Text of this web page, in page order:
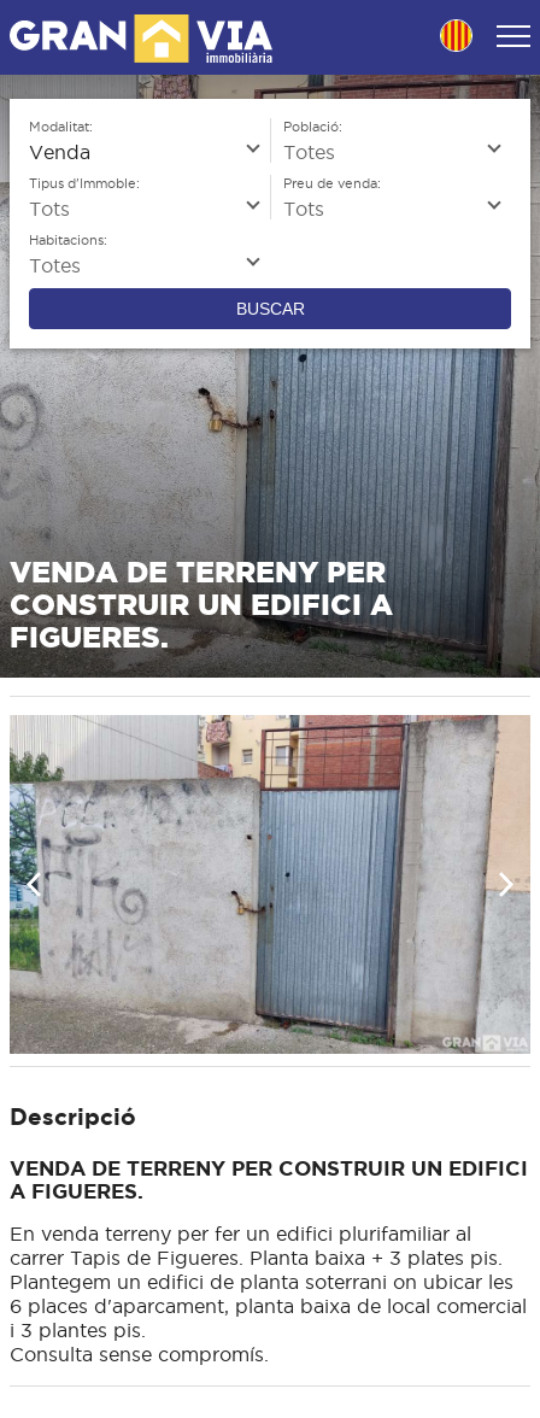
to
to
content
Modalitat: Població:
Tipus d'Immoble: Preu de venda:
Habitacions:
BUSCAR
VENDA DE TERRENY PER
CONSTRUIR UN EDIFICI A
FIGUERES.
Descripció
VENDA DE TERRENY PER CONSTRUIR UN EDIFICI
A FIGUERES.
En venda terreny per fer un edifici plurifamiliar al
carrer Tapis de Figueres. Planta baixa + 3 plates pis.
Plantegem un edifici de planta soterrani on ubicar les
6 places d'aparcament, planta baixa de local comercial
i 3 plantes pis.
Consulta sense compromís.